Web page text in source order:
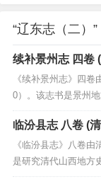
“辽东志（二）
《续补景州志》四
0）。该志书是景州
了地理、沿革、人物
价值。此书不仅延续
康熙年间景州地区
《临汾县志》八卷
是研究清代山西地方
山川形胜、政治制度